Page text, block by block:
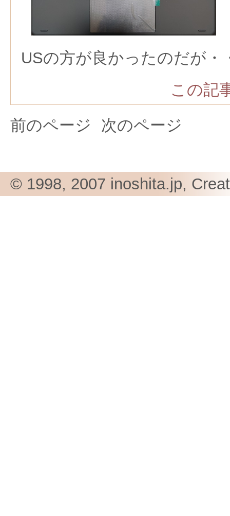
USの方が良かったのだが・
この記
前のページ
次のページ
© 1998, 2007 inoshita.jp,